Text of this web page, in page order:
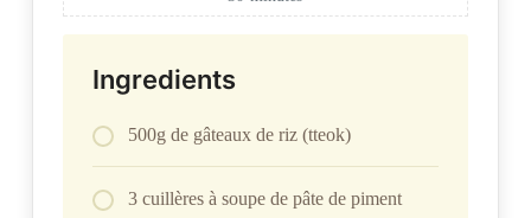
Ingredients
500g de gâteaux de riz (tteok)
3 cuillères à soupe de pâte de piment